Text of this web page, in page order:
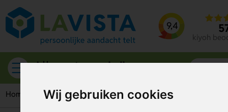
Wij gebruiken cookies
9,4
kiyoh
Alle categorieën
Home Gereedschappen & tools